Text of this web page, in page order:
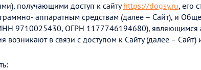
получающими доступ к сайтуhttps://dogsy.ru, его
аппаратным средствам (далее – Сайт), и
(ИНН 9710025430, ОГРН 1177746194680), являющимся
возникают в связи с доступом к Сайту (далее –